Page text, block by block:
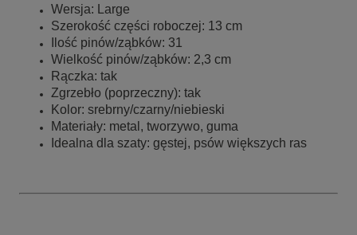
Wersja: Large
Szerokość części roboczej: 13 cm
Ilość pinów/ząbków: 31
Wielkość pinów/ząbków: 2,3 cm
Rączka: tak
Zgrzebło (poprzeczny): tak
Kolor: srebrny/czarny/niebieski
Materiały: metal, tworzywo, guma
Idealna dla szaty: gęstej, psów większych ras